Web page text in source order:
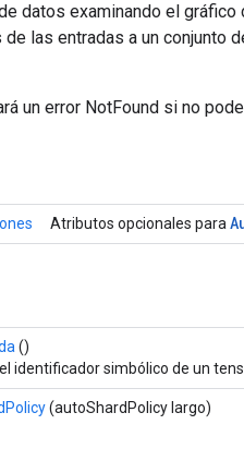
datos examinando el
las entradas a un conjunto
un error NotFound si no
Atributos opcionales para
()
identificador simbólico de un
(autoShardPolicy largo)